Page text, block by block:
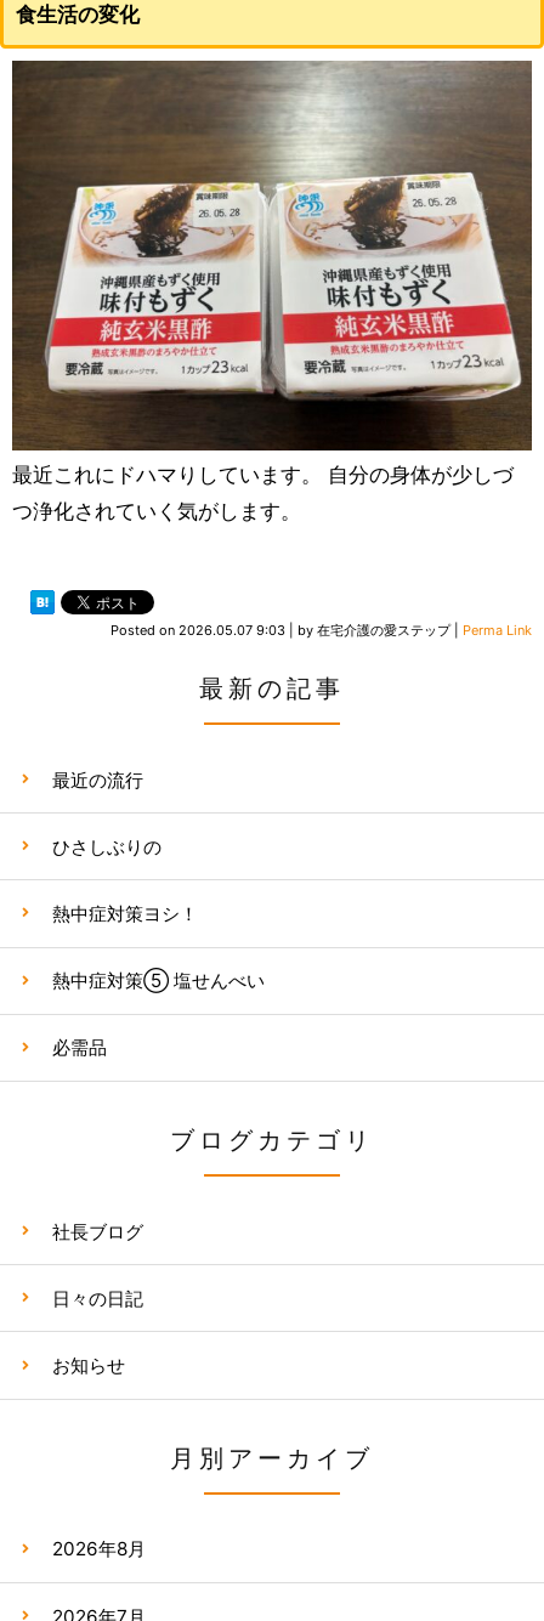
食生活の変化
最近これにドハマりしています。 自分の身体が少しづ
つ浄化されていく気がします。
Posted on 2026.05.07 9:03 by 在宅介護の愛ステップ| Perma Link
最新の記事
最近の流行
ひさしぶりの
熱中症対策ヨシ！
熱中症対策⑤ 塩せんべい
必需品
ブログカテゴリ
社長ブログ
日々の日記
お知らせ
月別アーカイブ
2026年8月
2026年7月